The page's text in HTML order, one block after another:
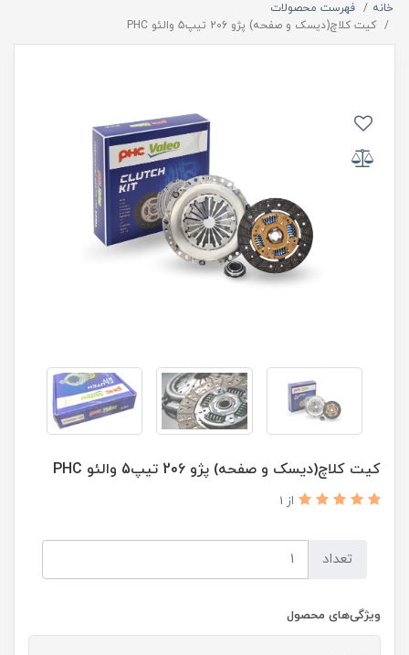
خانه
فهرست محصولات
کیت کلاچ(دیسک و صفحه) پژو 206 تیپ5 والئو PHC
کیت کلاچ(دیسک و صفحه) پژو 206 تیپ5 والئو PHC
از 1
تعداد
ویژگی‌های محصول